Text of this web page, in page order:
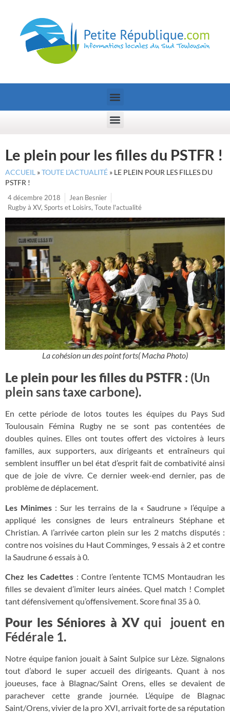
Le plein pour les filles du PSTFR !
ACCUEIL »TOUTE L’ACTUALITÉ » LE PLEIN POUR LES FILLES DU
PSTFR !
4 décembre 2018
Jean Besnier
Rugby à XV, Sports et Loisirs, Toute l'actualité
La cohésion un des point forts( Macha Photo)
Le plein pour les filles du PSTFR : (Un
plein sans taxe carbone).
En cette période de lotos toutes les équipes du Pays Sud
Toulousain Fémina Rugby ne se sont pas contentées de
doubles quines. Elles ont toutes offert des victoires à leurs
familles, aux supporters, aux dirigeants et entraîneurs qui
semblent insuffler un bel état d’esprit fait de combativité ainsi
que de joie de vivre. Ce dernier week-end dernier, pas de
problème de déplacement.
Les Minimes : Sur les terrains de la « Saudrune » l’équipe a
appliqué les consignes de leurs entraîneurs Stéphane et
Christian. A l’arrivée carton plein sur les 2 matchs disputés :
contre nos voisines du Haut Comminges, 9 essais à 2 et contre
la Saudrune 6 essais à 0.
Chez les Cadettes : Contre l’entente TCMS Montaudran les
filles se devaient d’imiter leurs ainées. Quel match ! Complet
tant défensivement qu’offensivement. Score final 35 à 0.
Pour les Séniores à XVqui jouent en
Fédérale 1.
Notre équipe fanion jouait à Saint Sulpice sur Lèze. Signalons
tout d’abord le super accueil des dirigeants. Quant à nos
joueuses, face à Blagnac/Saint Orens, elles se devaient de
parachever cette grande journée. L’équipe de Blagnac
Saint/Orens, vivier de la pro XVI, arrivait forte de sa réputation